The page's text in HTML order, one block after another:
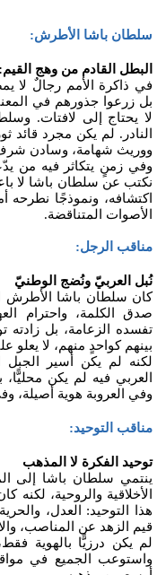
سلطان باشا الأطرش:
البطل القادم من وهج القيم:
في ذاكرة الأمم رجالٌ لا
بل زرعوا جذورهم في
لا يحتاج إلى لافتات.
النادر. لم يكن مجرد قائد
ووريث شهامة، وسادن شرفٍ
وفي زمنٍ يتكاثر فيه من
نكتب عن سلطان باشا لا
اكتشافه، ونموذجًا نطرحه
الأصوات المتناقضة.
مناقب الرجل:
نُبل العربيّ ونُضج الوطنيّ
كان سلطان باشا الأطرش
صدق الكلمة، واحترام
تفسده الزعامة، بل زادته
بينهم كواحدٍ منهم، لا يعلو
لكنه لم يكن أسير الجبل
العربي فيه لم يكن محليًّا،
وفي العروبة هوية أصيلة،
مناقب التوحيد:
توحيد الفكرة لا المذهب
ينتمي سلطان باشا إلى
الأخلاقية والروحية، لكنه
هذا التوحيد: العدل،
قيم الزهد عن المناصب،
لم يكن درزيًّا بالهوية
واستوعب الجميع في